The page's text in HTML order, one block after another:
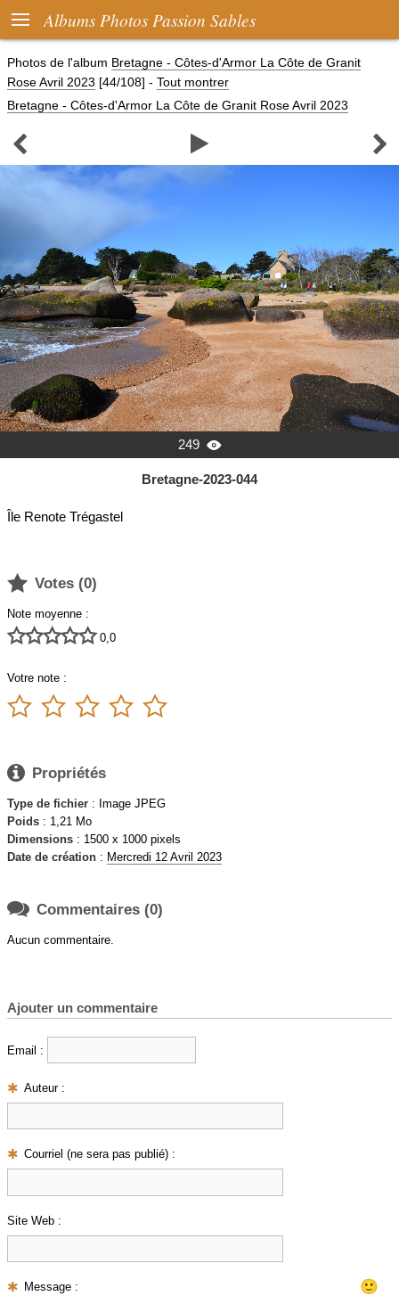
 Albums Photos Passion Sables
Photos de l'album Bretagne - Côtes-d'Armor La Côte de Granit
Rose Avril 2023 [44/108] - Tout montrer
Bretagne - Côtes-d'Armor La Côte de Granit Rose Avril 2023
  
249 
Bretagne-2023-044
Île Renote Trégastel
 Votes (0)
Note moyenne :
 0,0
Votre note :
    
 Propriétés
Type de fichier : Image JPEG
Poids : 1,21 Mo
Dimensions : 1500 x 1000 pixels
Date de création : Mercredi 12 Avril 2023
 Commentaires (0)
Aucun commentaire.
Ajouter un commentaire
Email :
Auteur :
Courriel (ne sera pas publié) :
Site Web :
Message : 🙂